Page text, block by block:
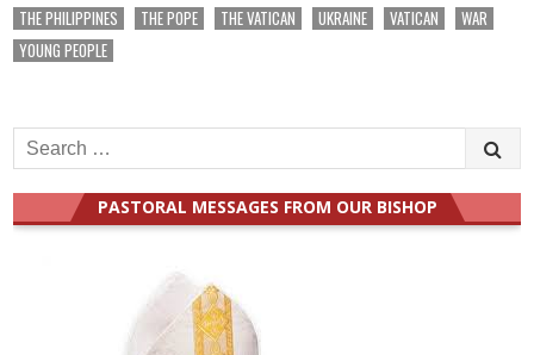
THE PHILIPPINES
THE POPE THE VATICAN UKRAINE VATICAN
WAR
YOUNG PEOPLE
Search
for:
PASTORAL MESSAGES FROM OUR BISHOP